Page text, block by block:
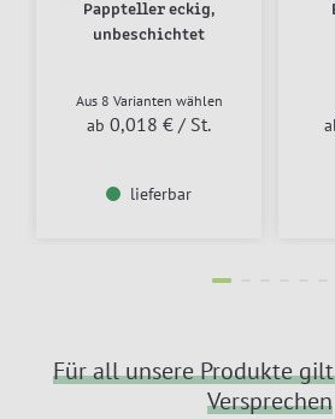
Pappteller eckig,
unbeschichtet
Aus 8 Varianten wählen
ab 0,018 € / St.
lieferbar
Für all unsere Produkte
Versprechen